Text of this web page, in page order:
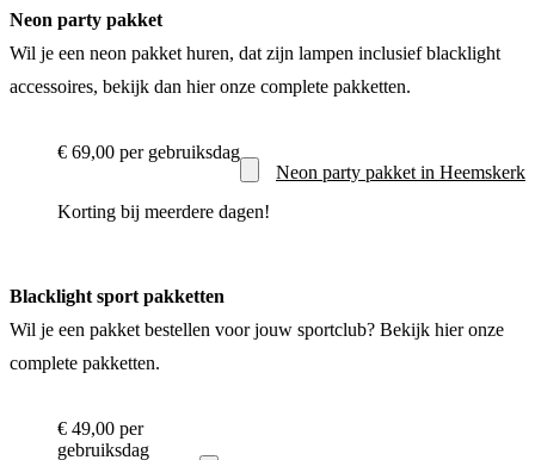
Neon party pakket
Wil je een neon pakket huren, dat zijn lampen inclusief blacklight
accessoires, bekijk dan hier onze complete pakketten.
€ 69,00 per gebruiksdag
Korting bij meerdere dagen!
Neon party pakket in Heemskerk
Blacklight sport pakketten
Wil je een pakket bestellen voor jouw sportclub? Bekijk hier onze
complete pakketten.
€ 49,00 per
gebruiksdag